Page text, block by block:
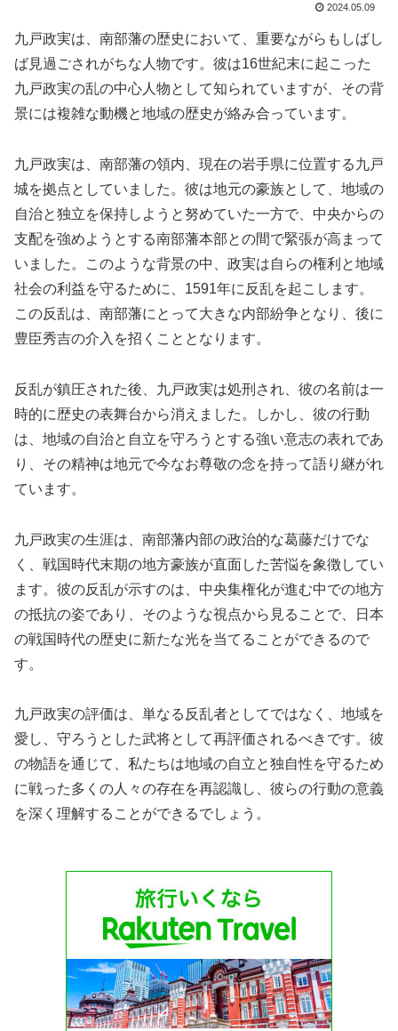
2024.05.09
九戸政実は、南部藩の歴史において、重要ながらもしばし
ば見過ごされがちな人物です。彼は16世紀末に起こった
九戸政実の乱の中心人物として知られていますが、その背
景には複雑な動機と地域の歴史が絡み合っています。
九戸政実は、南部藩の領内、現在の岩手県に位置する九戸
城を拠点としていました。彼は地元の豪族として、地域の
自治と独立を保持しようと努めていた一方で、中央からの
支配を強めようとする南部藩本部との間で緊張が高まって
いました。このような背景の中、政実は自らの権利と地域
社会の利益を守るために、1591年に反乱を起こします。
この反乱は、南部藩にとって大きな内部紛争となり、後に
豊臣秀吉の介入を招くこととなります。
反乱が鎮圧された後、九戸政実は処刑され、彼の名前は一
時的に歴史の表舞台から消えました。しかし、彼の行動
は、地域の自治と自立を守ろうとする強い意志の表れであ
り、その精神は地元で今なお尊敬の念を持って語り継がれ
ています。
九戸政実の生涯は、南部藩内部の政治的な葛藤だけでな
く、戦国時代末期の地方豪族が直面した苦悩を象徴してい
ます。彼の反乱が示すのは、中央集権化が進む中での地方
の抵抗の姿であり、そのような視点から見ることで、日本
の戦国時代の歴史に新たな光を当てることができるので
す。
九戸政実の評価は、単なる反乱者としてではなく、地域を
愛し、守ろうとした武将として再評価されるべきです。彼
の物語を通じて、私たちは地域の自立と独自性を守るため
に戦った多くの人々の存在を再認識し、彼らの行動の意義
を深く理解することができるでしょう。